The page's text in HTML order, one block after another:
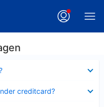
creditcard?